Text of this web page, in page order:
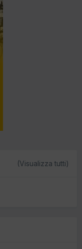
(Visualizza tutti)